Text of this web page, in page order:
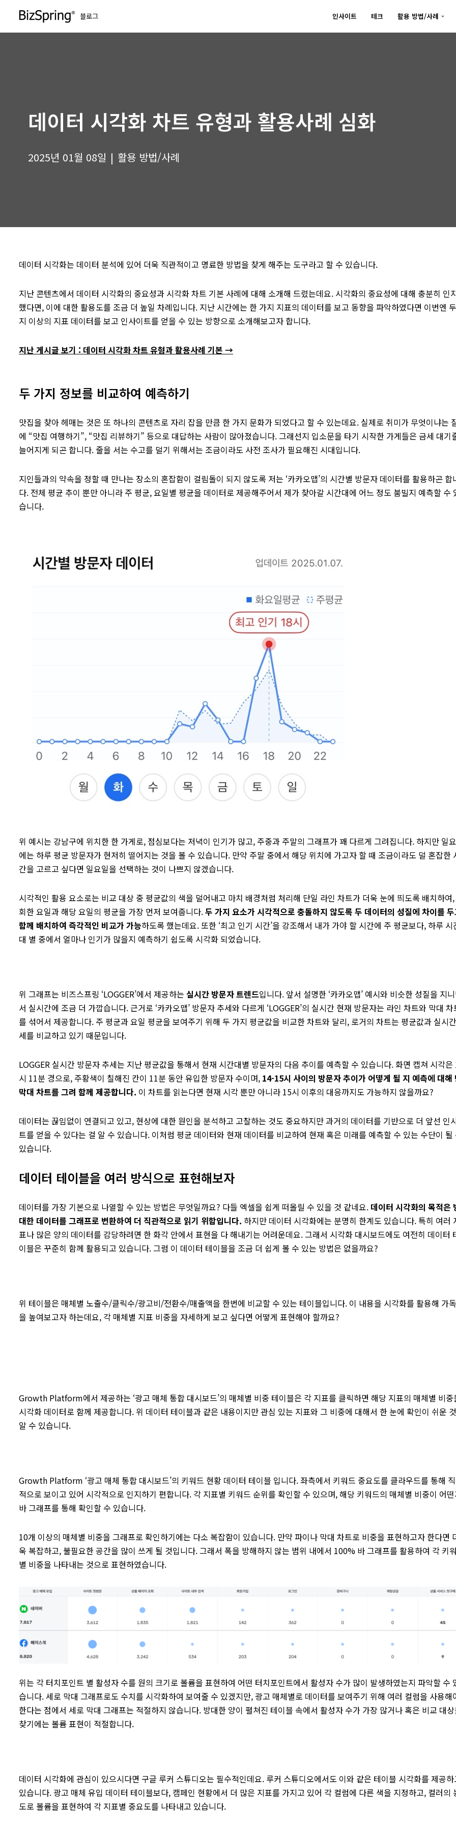
블로그 인사이트 테크 활용 방법/사례
데이터 시각화 차트 유형과 활용사례 심화
2025년 01월 08일 활용 방법/사례
데이터 시각화는 데이터 분석에 있어 더욱 직관적이고 명료한 방법을 찾게 해주는 도구라고 할 수 있습니다.
지난 콘텐츠에서 데이터 시각화의 중요성과 시각화 차트 기본 사례에 대해 소개해 드렸는데요. 시각화의 중요성에 대해 충분히 인
했다면, 이에 대한 활용도를 조금 더 높일 차례입니다. 지난 시간에는 한 가지 지표의 데이터를 보고 동향을 파악하였다면 이번엔
지 이상의 지표 데이터를 보고 인사이트를 얻을 수 있는 방향으로 소개해보고자 합니다.
지난 게시글 보기 : 데이터 시각화 차트 유형과 활용사례 기본 →
두 가지 정보를 비교하여 예측하기
맛집을 찾아 헤매는 것은 또 하나의 콘텐츠로 자리 잡을 만큼 한 가지 문화가 되었다고 할 수 있는데요. 실제로 취미가 무엇이냐는
에 “맛집 여행하기”, “맛집 리뷰하기” 등으로 대답하는 사람이 많아졌습니다. 그래선지 입소문을 타기 시작한 가게들은 금세 대기
늘어지게 되곤 합니다. 줄을 서는 수고를 덜기 위해서는 조금이라도 사전 조사가 필요해진 시대입니다.
지인들과의 약속을 정할 때 만나는 장소의 혼잡함이 걸림돌이 되지 않도록 저는 ‘카카오맵’의 시간별 방문자 데이터를 활용하곤 합
다. 전체 평균 추이 뿐만 아니라 주 평균, 요일별 평균을 데이터로 제공해주어서 제가 찾아갈 시간대에 어느 정도 붐빌지 예측할 수
습니다.
위 예시는 강남구에 위치한 한 가게로, 점심보다는 저녁이 인기가 많고, 주중과 주말의 그래프가 꽤 다르게 그려집니다. 하지만 일
에는 하루 평균 방문자가 현저히 떨어지는 것을 볼 수 있습니다. 만약 주말 중에서 해당 위치에 가고자 할 때 조금이라도 덜 혼잡한
간을 고르고 싶다면 일요일을 선택하는 것이 나쁘지 않겠습니다.
시각적인 활용 요소로는 비교 대상 중 평균값의 색을 덜어내고 마치 배경처럼 처리해 단일 라인 차트가 더욱 눈에 띄도록 배치하여
회한 요일과 해당 요일의 평균을 가장 먼저 보여줍니다.두 가지 요소가 시각적으로 충돌하지 않도록 두 데이터의 성질에 차이를
함께 배치하여 즉각적인 비교가 가능하도록 했는데요. 또한 ‘최고 인기 시간’을 강조해서 내가 가야 할 시간에 주 평균보다, 하루 시
대 별 중에서 얼마나 인기가 많을지 예측하기 쉽도록 시각화 되었습니다.
위 그래프는 비즈스프링 ‘LOGGER’에서 제공하는 실시간 방문자 트렌드입니다. 앞서 설명한 ‘카카오맵’ 예시와 비슷한 성질을 지
서 실시간에 조금 더 가깝습니다. 근거로 ‘카카오맵’ 방문자 추세와 다르게 ‘LOGGER’의 실시간 현재 방문자는 라인 차트와 막대 차
를 섞어서 제공합니다. 주 평균과 요일 평균을 보여주기 위해 두 가지 평균값을 비교한 차트와 달리, 로거의 차트는 평균값과 실시
세를 비교하고 있기 때문입니다.
LOGGER 실시간 방문자 추세는 지난 평균값을 통해서 현재 시간대별 방문자의 다음 추이를 예측할 수 있습니다. 화면 캡쳐 시각은
시 11분 경으로, 주황색이 칠해진 칸이 11분 동안 유입한 방문자 수이며, 14-15시 사이의 방문자 추이가 어떻게 될 지 예측에 대해
막대 차트를 그려 함께 제공합니다. 이 차트를 읽는다면 현재 시각 뿐만 아니라 15시 이후의 대응까지도 가능하지 않을까요?
데이터는 끊임없이 연결되고 있고, 현상에 대한 원인을 분석하고 고찰하는 것도 중요하지만 과거의 데이터를 기반으로 더 앞선 인
트를 얻을 수 있다는 걸 알 수 있습니다. 이처럼 평균 데이터와 현재 데이터를 비교하여 현재 혹은 미래를 예측할 수 있는 수단이 될
있습니다.
데이터 테이블을 여러 방식으로 표현해보자
데이터를 가장 기본으로 나열할 수 있는 방법은 무엇일까요? 다들 엑셀을 쉽게 떠올릴 수 있을 것 같네요. 데이터 시각화의 목적은
대한 데이터를 그래프로 변환하여 더 직관적으로 읽기 위함입니다. 하지만 데이터 시각화에는 분명히 한계도 있습니다. 특히 여러
표나 많은 양의 데이터를 감당하려면 한 화각 안에서 표현을 다 해내기는 어려운데요. 그래서 시각화 대시보드에도 여전히 데이터
이블은 꾸준히 함께 활용되고 있습니다. 그럼 이 데이터 테이블을 조금 더 쉽게 볼 수 있는 방법은 없을까요?
위 테이블은 매체별 노출수/클릭수/광고비/전환수/매출액을 한번에 비교할 수 있는 테이블입니다. 이 내용을 시각화를 활용해 가
을 높여보고자 하는데요, 각 매체별 지표 비중을 자세하게 보고 싶다면 어떻게 표현해야 할까요?
Growth Platform에서 제공하는 ‘광고 매체 통합 대시보드’의 매체별 비중 테이블은 각 지표를 클릭하면 해당 지표의 매체별 비중
시각화 데이터로 함께 제공합니다. 위 데이터 테이블과 같은 내용이지만 관심 있는 지표와 그 비중에 대해서 한 눈에 확인이 쉬운
알 수 있습니다.
Growth Platform ‘광고 매체 통합 대시보드’의 키워드 현황 데이터 테이블 입니다. 좌측에서 키워드 중요도를 클라우드를 통해
적으로 보이고 있어 시각적으로 인지하기 편합니다. 각 지표별 키워드 순위를 확인할 수 있으며, 해당 키워드의 매체별 비중이 어떤
바 그래프를 통해 확인할 수 있습니다.
10개 이상의 매체별 비중을 그래프로 확인하기에는 다소 복잡함이 있습니다. 만약 파이나 막대 차트로 비중을 표현하고자 한다면
욱 복잡하고, 불필요한 공간을 많이 쓰게 될 것입니다. 그래서 폭을 방해하지 않는 범위 내에서 100% 바 그래프를 활용하여 각 키
별 비중을 나타내는 것으로 표현하였습니다.
위는 각 터치포인트 별 활성자 수를 원의 크기로 볼륨을 표현하여 어떤 터치포인트에서 활성자 수가 많이 발생하였는지 파악할 수
습니다. 세로 막대 그래프로도 수치를 시각화하여 보여줄 수 있겠지만, 광고 매체별로 데이터를 보여주기 위해 여러 컬럼을 사용해
한다는 점에서 세로 막대 그래프는 적절하지 않습니다. 방대한 양이 펼쳐진 테이블 속에서 활성자 수가 가장 많거나 혹은 비교 대
찾기에는 볼륨 표현이 적절합니다.
데이터 시각화에 관심이 있으시다면 구글 루커 스튜디오는 필수적인데요. 루커 스튜디오에서도 이와 같은 테이블 시각화를 제공하
있습니다. 광고 매체 유입 데이터 테이블보다, 캠페인 현황에서 더 많은 지표를 가지고 있어 각 컬럼에 다른 색을 지정하고, 컬러의
도로 볼륨을 표현하여 각 지표별 중요도를 나타내고 있습니다.